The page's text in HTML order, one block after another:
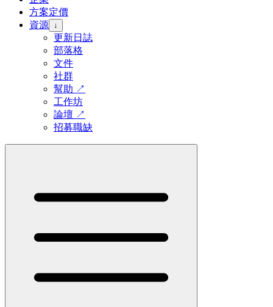
方案定價
資源 ↓
更新日誌
部落格
文件
社群
幫助 ↗
工作坊
論壇 ↗
招募職缺